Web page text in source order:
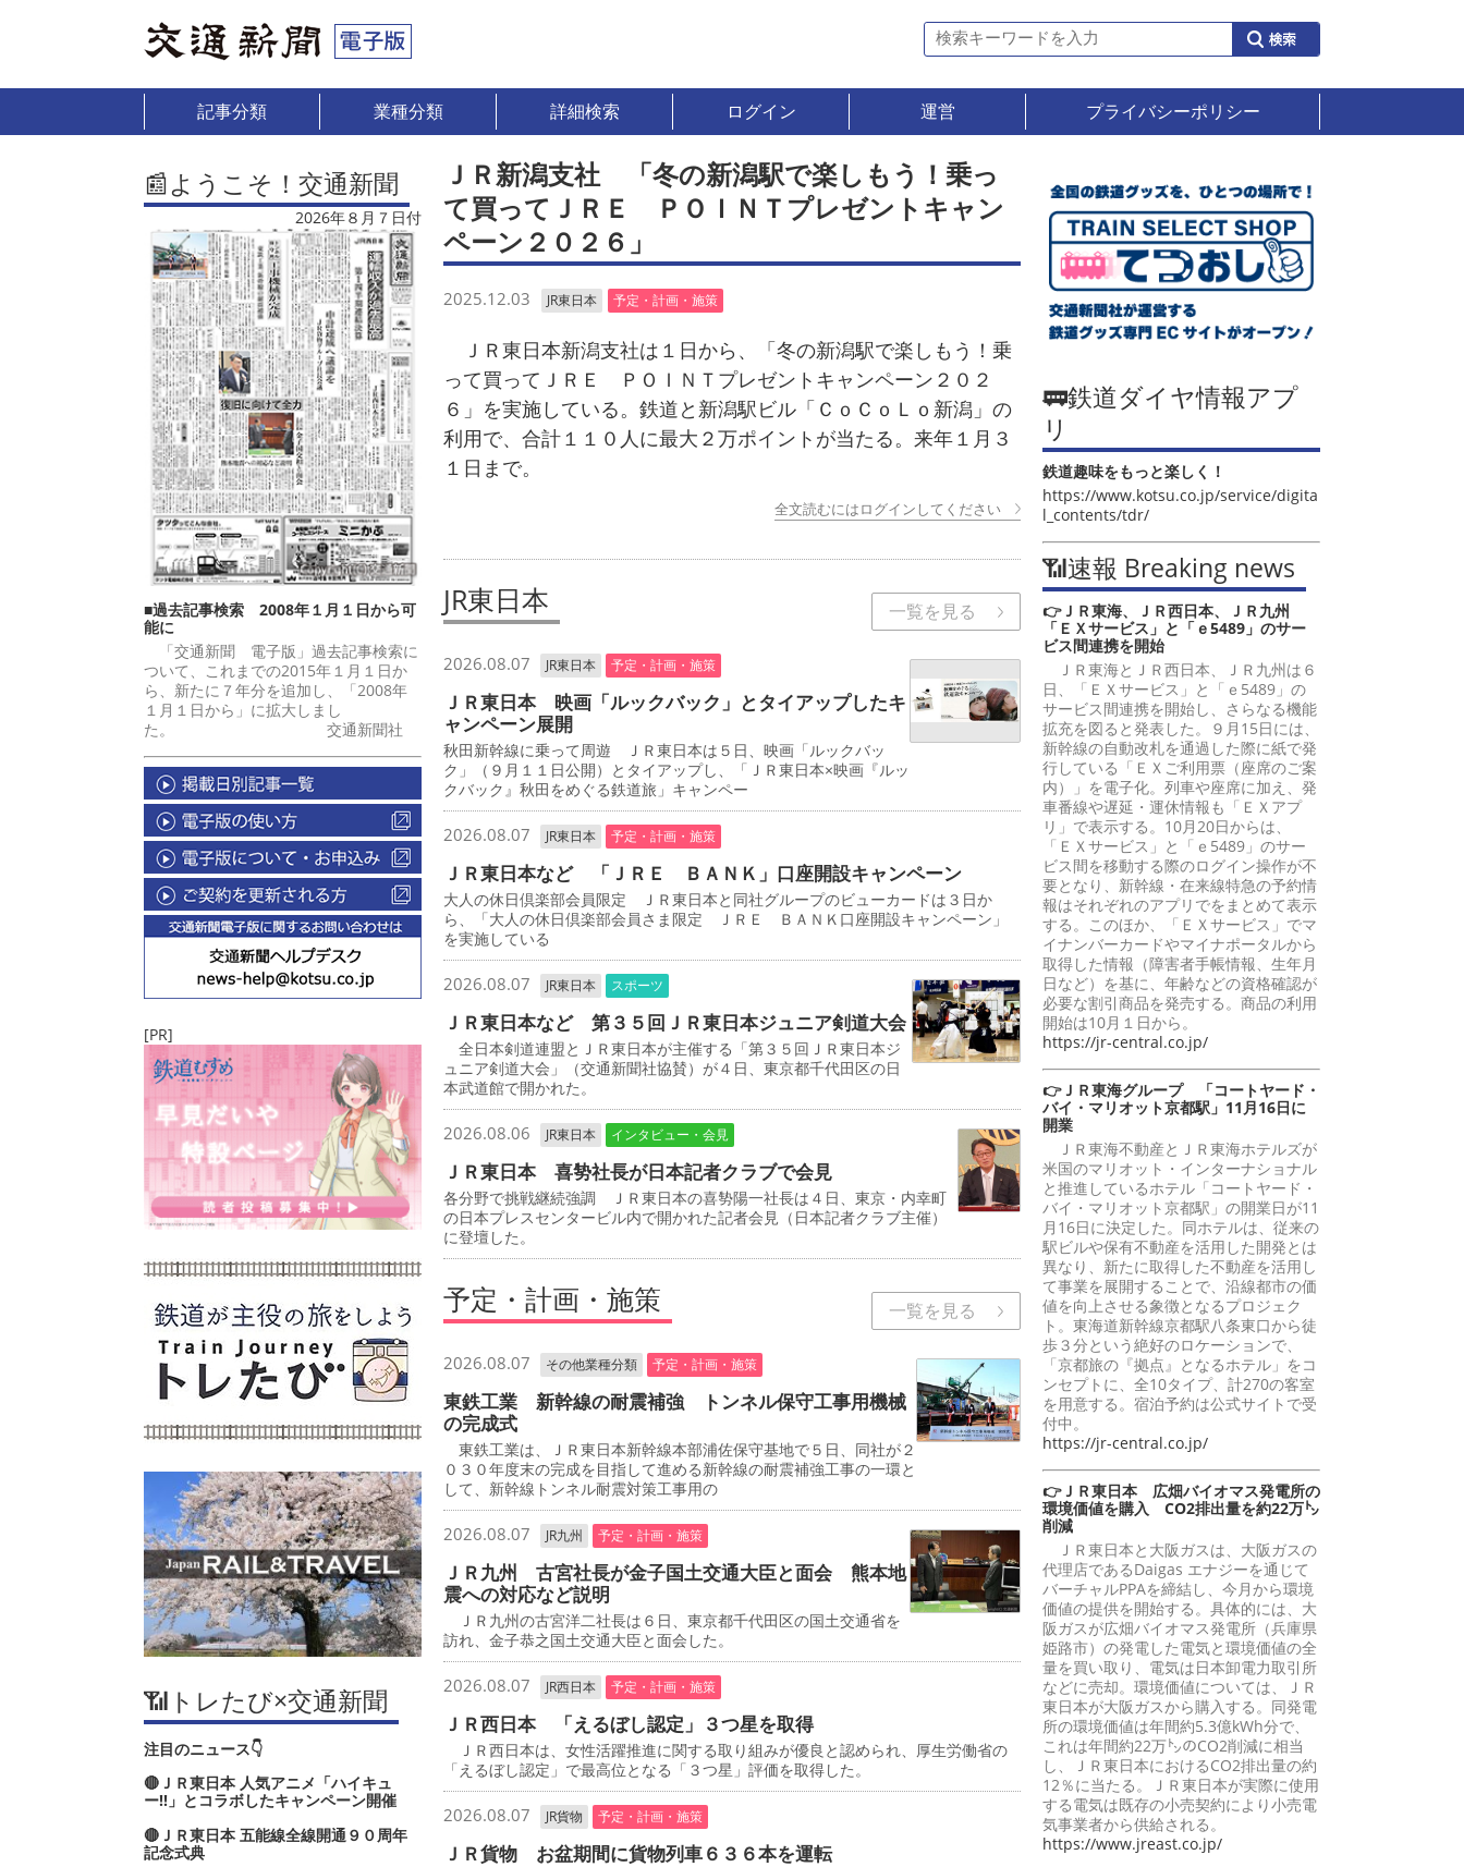
記事分類 業種分類 詳細検索 ログイン 運営 プライバシーポリシー
📰ようこそ！交通新聞
2026年８月７日付
■過去記事検索 2008年１月１日から可
能に
「交通新聞 電子版」過去記事検索に
ついて、これまでの2015年１月１日か
ら、新たに７年分を追加し、「2008年
１月１日から」に拡大しまし
た。 交通新聞社
[PR]
📶トレたび×交通新聞
注目のニュース👇
🔴ＪＲ東日本 人気アニメ「ハイキュ
ー‼」とコラボしたキャンペーン開催
🔴ＪＲ東日本 五能線全線開通９０周年
記念式典
ＪＲ新潟支社 「冬の新潟駅で楽しもう！乗っ
て買ってＪＲＥ ＰＯＩＮＴプレゼントキャン
ペーン２０２６」
2025.12.03 JR東日本 予定・計画・施策
ＪＲ東日本新潟支社は１日から、「冬の新潟駅で楽しもう！乗
って買ってＪＲＥ ＰＯＩＮＴプレゼントキャンペーン２０２
６」を実施している。鉄道と新潟駅ビル「ＣｏＣｏＬｏ新潟」の
利用で、合計１１０人に最大２万ポイントが当たる。来年１月３
１日まで。
全文読むにはログインしてください
JR東日本 一覧を見る
2026.08.07 JR東日本 予定・計画・施策
ＪＲ東日本 映画「ルックバック」とタイアップしたキ
ャンペーン展開
秋田新幹線に乗って周遊 ＪＲ東日本は５日、映画「ルックバッ
ク」（９月１１日公開）とタイアップし、「ＪＲ東日本×映画『ルッ
クバック』秋田をめぐる鉄道旅」キャンペー
2026.08.07 JR東日本 予定・計画・施策
ＪＲ東日本など 「ＪＲＥ ＢＡＮＫ」口座開設キャンペーン
大人の休日倶楽部会員限定 ＪＲ東日本と同社グループのビューカードは３日か
ら、「大人の休日倶楽部会員さま限定 ＪＲＥ ＢＡＮＫ口座開設キャンペーン」
を実施している
2026.08.07 JR東日本 スポーツ
ＪＲ東日本など 第３５回ＪＲ東日本ジュニア剣道大会
全日本剣道連盟とＪＲ東日本が主催する「第３５回ＪＲ東日本ジ
ュニア剣道大会」（交通新聞社協賛）が４日、東京都千代田区の日
本武道館で開かれた。
2026.08.06 JR東日本 インタビュー・会見
ＪＲ東日本 喜㔟社長が日本記者クラブで会見
各分野で挑戦継続強調 ＪＲ東日本の喜㔟陽一社長は４日、東京・内幸町
の日本プレスセンタービル内で開かれた記者会見（日本記者クラブ主催）
に登壇した。
予定・計画・施策 一覧を見る
2026.08.07 その他業種分類 予定・計画・施策
東鉄工業 新幹線の耐震補強 トンネル保守工事用機械
の完成式
東鉄工業は、ＪＲ東日本新幹線本部浦佐保守基地で５日、同社が２
０３０年度末の完成を目指して進める新幹線の耐震補強工事の一環と
して、新幹線トンネル耐震対策工事用の
2026.08.07 JR九州 予定・計画・施策
ＪＲ九州 古宮社長が金子国土交通大臣と面会 熊本地
震への対応など説明
ＪＲ九州の古宮洋二社長は６日、東京都千代田区の国土交通省を
訪れ、金子恭之国土交通大臣と面会した。
2026.08.07 JR西日本 予定・計画・施策
ＪＲ西日本 「えるぼし認定」３つ星を取得
ＪＲ西日本は、女性活躍推進に関する取り組みが優良と認められ、厚生労働省の
「えるぼし認定」で最高位となる「３つ星」評価を取得した。
2026.08.07 JR貨物 予定・計画・施策
ＪＲ貨物 お盆期間に貨物列車６３６本を運転
🚃鉄道ダイヤ情報アプ
リ
鉄道趣味をもっと楽しく！
https://www.kotsu.co.jp/service/digita
l_contents/tdr/
📶速報 Breaking news
👉ＪＲ東海、ＪＲ西日本、ＪＲ九州
「ＥＸサービス」と「ｅ5489」のサー
ビス間連携を開始
ＪＲ東海とＪＲ西日本、ＪＲ九州は６
日、「ＥＸサービス」と「ｅ5489」の
サービス間連携を開始し、さらなる機能
拡充を図ると発表した。９月15日には、
新幹線の自動改札を通過した際に紙で発
行している「ＥＸご利用票（座席のご案
内）」を電子化。列車や座席に加え、発
車番線や遅延・運休情報も「ＥＸアプ
リ」で表示する。10月20日からは、
「ＥＸサービス」と「ｅ5489」のサー
ビス間を移動する際のログイン操作が不
要となり、新幹線・在来線特急の予約情
報はそれぞれのアプリでをまとめて表示
する。このほか、「ＥＸサービス」でマ
イナンバーカードやマイナポータルから
取得した情報（障害者手帳情報、生年月
日など）を基に、年齢などの資格確認が
必要な割引商品を発売する。商品の利用
開始は10月１日から。
https://jr-central.co.jp/
👉ＪＲ東海グループ 「コートヤード・
バイ・マリオット京都駅」11月16日に
開業
ＪＲ東海不動産とＪＲ東海ホテルズが
米国のマリオット・インターナショナル
と推進しているホテル「コートヤード・
バイ・マリオット京都駅」の開業日が11
月16日に決定した。同ホテルは、従来の
駅ビルや保有不動産を活用した開発とは
異なり、新たに取得した不動産を活用し
て事業を展開することで、沿線都市の価
値を向上させる象徴となるプロジェク
ト。東海道新幹線京都駅八条東口から徒
歩３分という絶好のロケーションで、
「京都旅の『拠点』となるホテル」をコ
ンセプトに、全10タイプ、計270の客室
を用意する。宿泊予約は公式サイトで受
付中。
https://jr-central.co.jp/
👉ＪＲ東日本 広畑バイオマス発電所の
環境価値を購入 CO2排出量を約22万㌧
削減
ＪＲ東日本と大阪ガスは、大阪ガスの
代理店であるDaigas エナジーを通じて
バーチャルPPAを締結し、今月から環境
価値の提供を開始する。具体的には、大
阪ガスが広畑バイオマス発電所（兵庫県
姫路市）の発電した電気と環境価値の全
量を買い取り、電気は日本卸電力取引所
などに売却。環境価値については、ＪＲ
東日本が大阪ガスから購入する。同発電
所の環境価値は年間約5.3億kWh分で、
これは年間約22万㌧のCO2削減に相当
し、ＪＲ東日本におけるCO2排出量の約
12％に当たる。ＪＲ東日本が実際に使用
する電気は既存の小売契約により小売電
気事業者から供給される。
https://www.jreast.co.jp/